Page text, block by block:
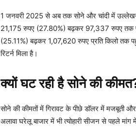
1 जनवरी 2025 से अब तक सोने और चांदी में
21,175 रुपए (27.80%) बढ़कर 97,337 रुपए तक
(25.11%) बढ़कर 1,07,620 रुपए प्रति किलो तक
रिटर्न मिला है।
क्यों घट रही है सोने की
सोने की कीमतों में गिरावट के पीछे डॉलर में मजबूती
अलावा घरेलू बाजार में भी त्योहारी सीजन से पहले